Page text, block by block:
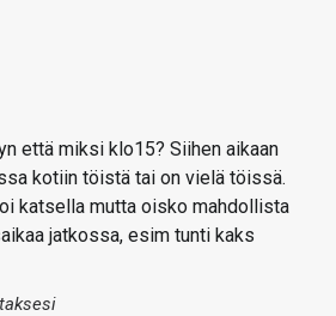
että miksi klo15? Siihen aikaan
kotiin töistä tai on vielä töissä.
katsella mutta oisko mahdollista
jatkossa, esim tunti kaks